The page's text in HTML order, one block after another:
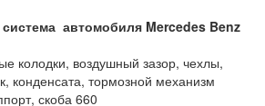
автомобиля Mercedes Benz
колодки, воздушный зазор, чехлы,
конденсата, тормозной механизм
скоба 660